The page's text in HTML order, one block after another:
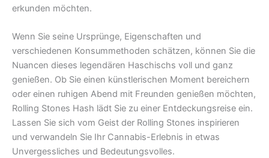
erkunden möchten.
Wenn Sie seine Ursprünge, Eigenschaften und
verschiedenen Konsummethoden schätzen, können Sie die
Nuancen dieses legendären Haschischs voll und ganz
genießen. Ob Sie einen künstlerischen Moment bereichern
oder einen ruhigen Abend mit Freunden genießen möchten,
Rolling Stones Hash lädt Sie zu einer Entdeckungsreise ein.
Lassen Sie sich vom Geist der Rolling Stones inspirieren
und verwandeln Sie Ihr Cannabis-Erlebnis in etwas
Unvergessliches und Bedeutungsvolles.